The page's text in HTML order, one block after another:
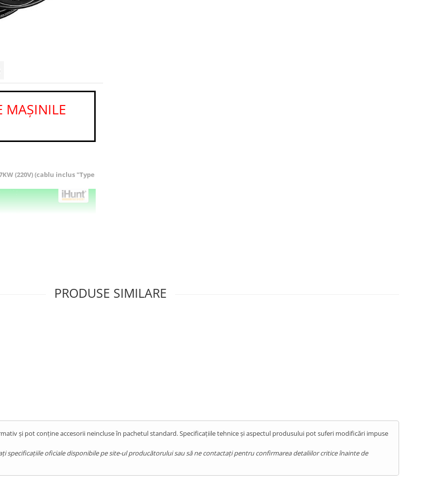
MAȘINILE
(220V) (cablu inclus "Type
împreună cu consumul și
PRODUSE SIMILARE
și pot conține accesorii neincluse în pachetul standard. Specificațiile tehnice și aspectul produsului pot suferi modificări impuse
specificațiile oficiale disponibile pe site-ul producătorului sau să ne contactați pentru confirmarea detaliilor critice înainte de